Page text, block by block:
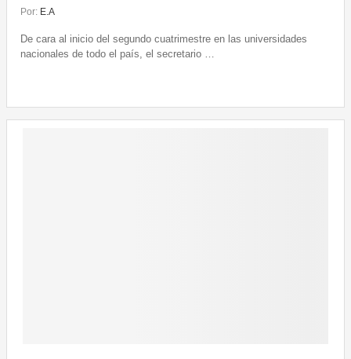
Por: E.A
De cara al inicio del segundo cuatrimestre en las universidades
nacionales de todo el país, el secretario …